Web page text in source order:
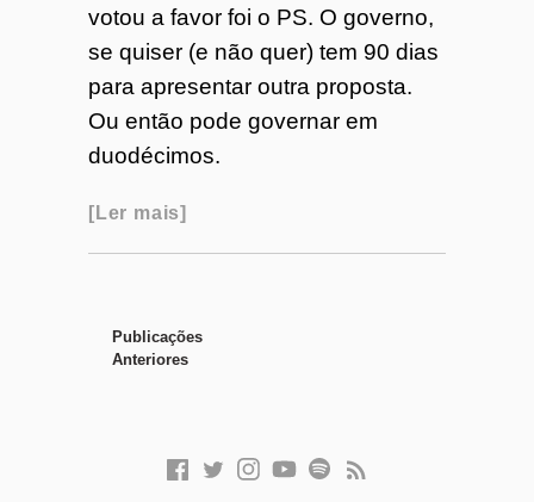
votou a favor foi o PS. O governo,
se quiser (e não quer) tem 90 dias
para apresentar outra proposta.
Ou então pode governar em
duodécimos.
Ler mais
Publicações
Anteriores
F
T
I
Y
S
F